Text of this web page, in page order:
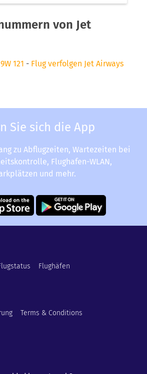
von Jet
9W 121 - Flug verfolgen Jet Airways
Sie sich die App
zu Abflugzeiten, Wartezeiten bei
Flughafen-WLAN,
und mehr.
Flughäfen
Terms & Conditions